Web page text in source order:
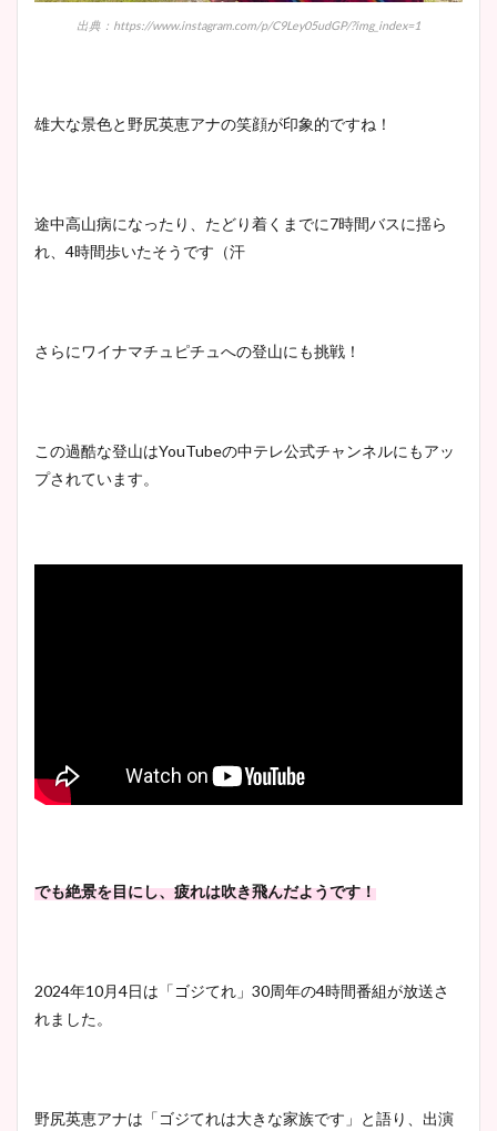
出典：https://www.instagram.com/p/C9Ley05udGP/?img_index=1
雄大な景色と野尻英恵アナの笑顔が印象的ですね！
途中高山病になったり、たどり着くまでに7時間バスに揺ら
れ、4時間歩いたそうです（汗
さらにワイナマチュピチュへの登山にも挑戦！
この過酷な登山はYouTubeの中テレ公式チャンネルにもアッ
プされています。
でも絶景を目にし、疲れは吹き飛んだようです！
2024年10月4日は「ゴジてれ」30周年の4時間番組が放送さ
れました。
野尻英恵アナは「ゴジてれは大きな家族です」と語り、出演